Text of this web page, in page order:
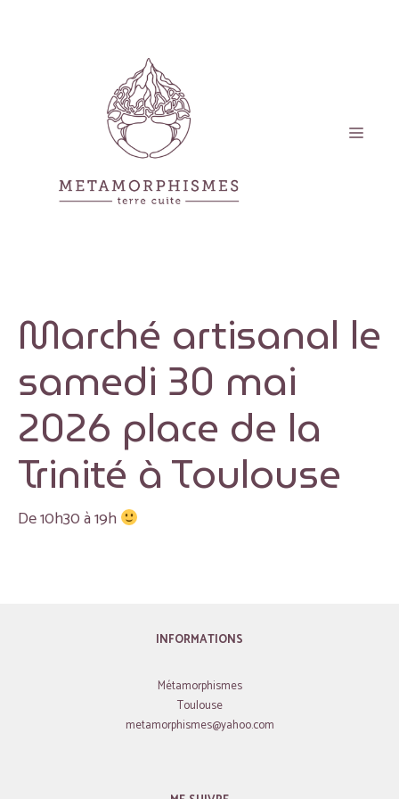
Marché artisanal le
samedi 30 mai
2026 place de la
Trinité à Toulouse
De 10h30 à 19h
INFORMATIONS
Métamorphismes
Toulouse
metamorphismes@yahoo.com